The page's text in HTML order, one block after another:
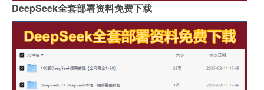
DeepSeek全套部署资料免费下载